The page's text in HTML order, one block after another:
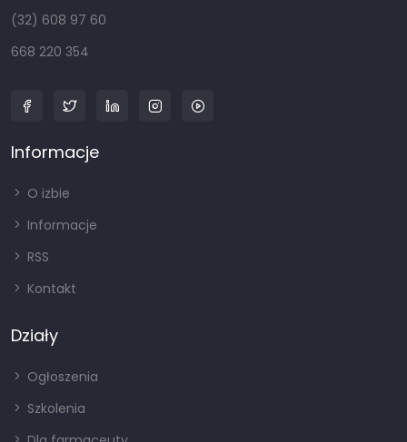
(32) 608 97 60
668 220 354
Informacje
O izbie
Informacje
RSS
Kontakt
Działy
Ogłoszenia
Szkolenia